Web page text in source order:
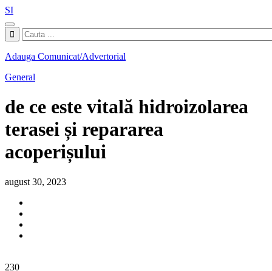
SI
Adauga Comunicat/Advertorial
General
de ce este vitală hidroizolarea
terasei și repararea
acoperișului
august 30, 2023
230